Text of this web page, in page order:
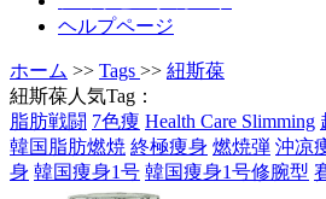
ヘルプページ
ホーム >> Tags >> 紐斯葆
紐斯葆人気Tag：
脂肪戦闘 7色痩 Health Care Slimming
韓国脂肪燃焼 終極痩身 燃焼弾 沖凉
身 韓国痩身1号 韓国痩身1号修腕型